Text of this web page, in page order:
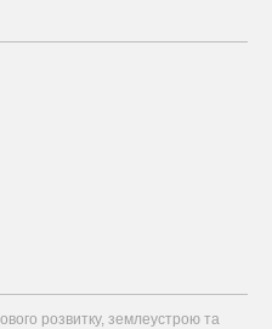
розвитку, землеустрою та